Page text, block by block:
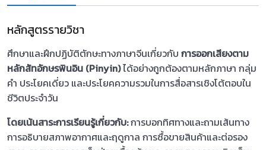
หลักสูตรรายวิชา
ศึกษาและฝึกปฏิบัติตักษะทางภาษาจีนเกี่ยวกับ การออกเสียงตาม
หลักสัทอักษรพินอิน (Pinyin)ได้อย่างถูกต้องตามหลักภาษา กลุ่ม
คำ ประโยคเดี่ยว และประโยคความรวมในการสื่อสารเชิงโต้ตอบใน
ชีวิตประจำวัน
โดยเน้นสาระการเรียนรู้เกี่ยวกับ:การบอกทิศทางและถามเส้นทาง
การอธิบายสภาพอากาศและฤดูกาล การซื้อขายสินค้าและต่อรอง